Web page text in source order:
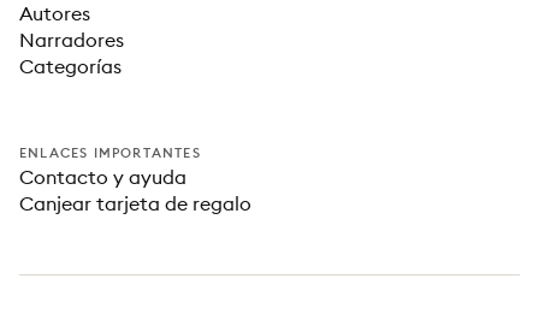
Autores
Narradores
Categorías
ENLACES IMPORTANTES
Contacto y ayuda
Canjear tarjeta de regalo